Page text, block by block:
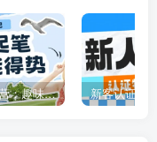
咪咪网站运营：趣味性悄悄飘起的成功风头 新客认证优